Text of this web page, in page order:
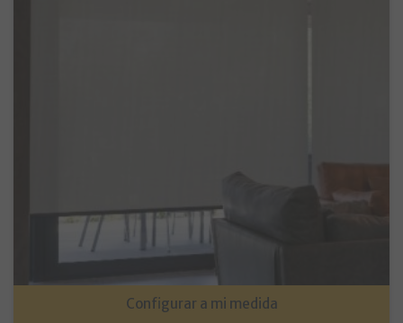
Configurar a mi medida